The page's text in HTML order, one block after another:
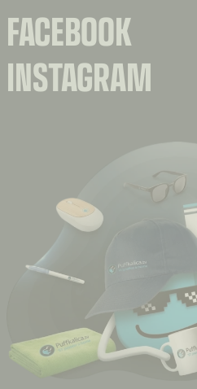
FACEBOOK
INSTAGRAM